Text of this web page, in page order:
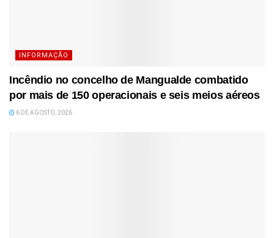
INFORMAÇÃO
Incêndio no concelho de Mangualde combatido
por mais de 150 operacionais e seis meios aéreos
6 DE AGOSTO, 2026